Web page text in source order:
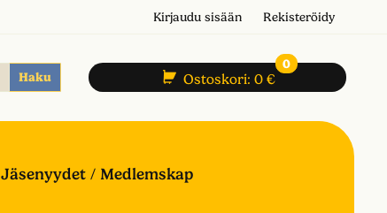
Kirjaudu sisään Rekisteröidy
Haku Ostoskori: 0 €
0
Jäsenyydet / Medlemskap